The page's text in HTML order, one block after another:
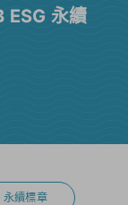
ESG 永續
永續標章